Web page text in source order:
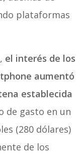
plataformas
el interés de los
aumentó
establecida
de gasto en un
(280 dólares)
de los